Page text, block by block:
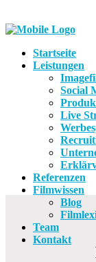
Startseite
Leistungen
Social
Live
Referenzen
Filmwissen
Blog
Team
Kontakt